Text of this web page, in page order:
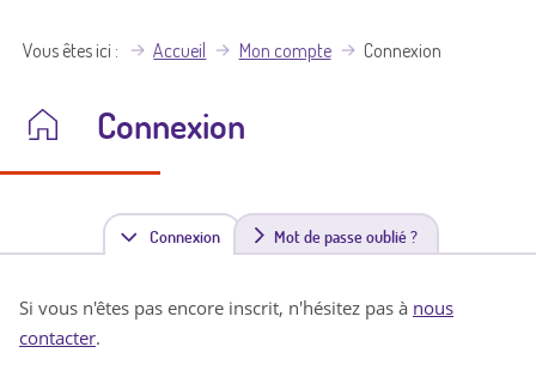
Vous êtes ici Accueil Mon compte Connexion
Connexion
Connexion(
n
Mot de passe oublié ?
Si vous n'êtes pas encore inscrit, n'hésitez pas à nous
contacter.